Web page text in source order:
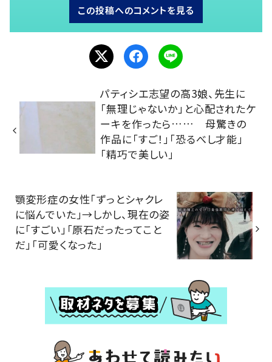
この投稿へのコメントを見る
パティシエ志望の高3娘、先生に
「無理じゃないか」と心配されたケ
ーキを作ったら…… 母驚きの
作品に「すご！」「恐るべし才能」
「精巧で美しい」
顎変形症の女性「ずっとシャクレ
に悩んでいた」→しかし、現在の姿
に「すごい」「原石だったってこと
だ」「可愛くなった」